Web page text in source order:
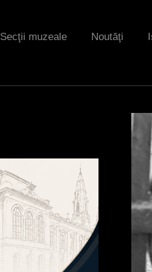
Secţii muzeale Noutăţi